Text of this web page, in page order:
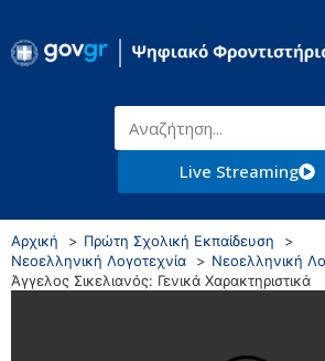
Live Streaming
Αρχική
Πρώτη Σχολική Εκπαίδευση
Νεοελληνική Λογοτεχνία
Νεοελληνική
Άγγελος Σικελιανός: Γενικά Χαρακτηριστικά